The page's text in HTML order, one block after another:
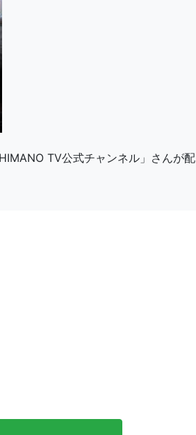
TV公式チャンネル」さんが配